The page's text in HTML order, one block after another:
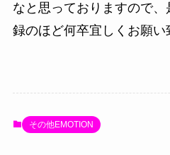
なと思っておりますので
録のほど何卒宜しくお願い
その他EMOTION